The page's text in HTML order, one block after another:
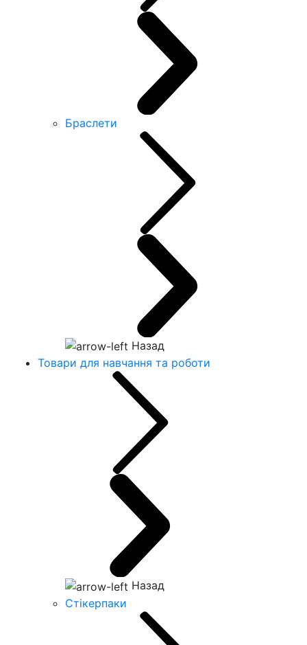
Браслети
Назад
Товари для навчання та роботи
Назад
Стікерпаки